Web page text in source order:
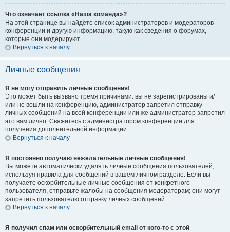
Что означает ссылка «Наша команда»?
На этой странице вы найдёте список администраторов и модераторов
конференции и другую информацию, такую как сведения о форумах,
которые они модерируют.
Вернуться к началу
Личные сообщения
Я не могу отправить личные сообщения!
Это может быть вызвано тремя причинами: вы не зарегистрированы и/
или не вошли на конференцию, администратор запретил отправку
личных сообщений на всей конференции или же администратор запретил
это вам лично. Свяжитесь с администратором конференции для
получения дополнительной информации.
Вернуться к началу
Я постоянно получаю нежелательные личные сообщения!
Вы можете автоматически удалять личные сообщения пользователей,
используя правила для сообщений в вашем личном разделе. Если вы
получаете оскорбительные личные сообщения от конкретного
пользователя, отправьте жалобы на сообщения модераторам; они могут
запретить пользователю отправку личных сообщений.
Вернуться к началу
Я получил спам или оскорбительный email от кого-то с этой